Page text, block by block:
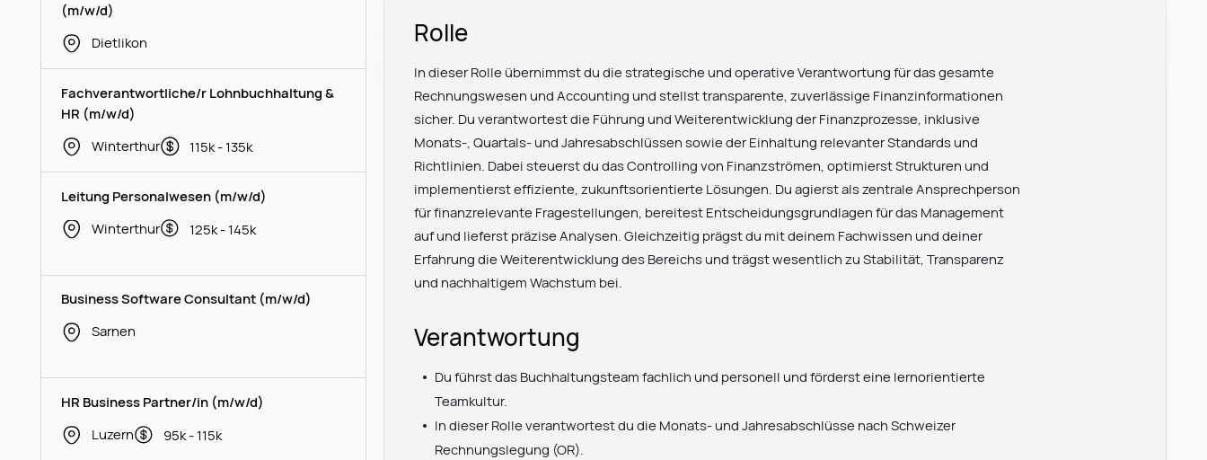
(m/w/d)
Dietlikon
Fachverantwortliche/r Lohnbuchhaltung &
HR (m/w/d)
Winterthur
115k - 135k
Leitung Personalwesen (m/w/d)
Winterthur
125k - 145k
Business Software Consultant (m/w/d)
Sarnen
HR Business Partner/in (m/w/d)
Luzern
95k - 115k
Rolle
In dieser Rolle übernimmst du die strategische und operative Verantwortung für das gesamte
Rechnungswesen und Accounting und stellst transparente, zuverlässige Finanzinformationen
sicher. Du verantwortest die Führung und Weiterentwicklung der Finanzprozesse, inklusive
Monats-, Quartals- und Jahresabschlüssen sowie der Einhaltung relevanter Standards und
Richtlinien. Dabei steuerst du das Controlling von Finanzströmen, optimierst Strukturen und
implementierst effiziente, zukunftsorientierte Lösungen. Du agierst als zentrale Ansprechperson
für finanzrelevante Fragestellungen, bereitest Entscheidungsgrundlagen für das Management
auf und lieferst präzise Analysen. Gleichzeitig prägst du mit deinem Fachwissen und deiner
Erfahrung die Weiterentwicklung des Bereichs und trägst wesentlich zu Stabilität, Transparenz
und nachhaltigem Wachstum bei.
Verantwortung
Du führst das Buchhaltungsteam fachlich und personell und förderst eine lernorientierte
Teamkultur.
In dieser Rolle verantwortest du die Monats- und Jahresabschlüsse nach Schweizer
Rechnungslegung (OR).